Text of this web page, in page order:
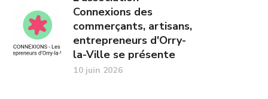
Connexions des
commerçants, artisans,
entrepreneurs d'Orry-
la-Ville se présente
10 juin 2026